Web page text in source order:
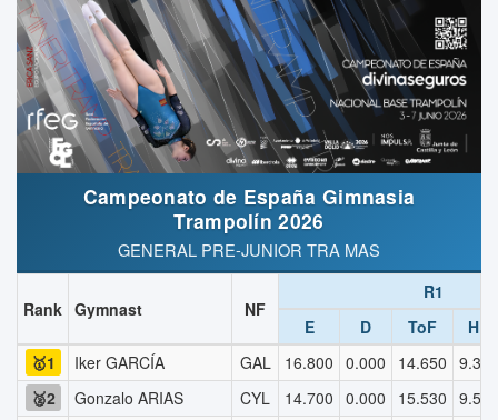
Campeonato de España Gimnasia
Trampolín 2026
GENERAL PRE-JUNIOR TRA MAS
Rank Gymnast NF
R1
E
D ToF
HD
🥇1
Iker GARCÍA GAL 16.800 0.000 14.650 9.300
🥈2
Gonzalo ARIAS CYL 14.700 0.000 15.530 9.500